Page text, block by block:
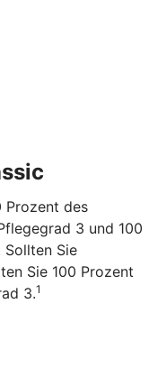
Prozent des
3 und 100
Sie
Sie 100 Prozent
3.1